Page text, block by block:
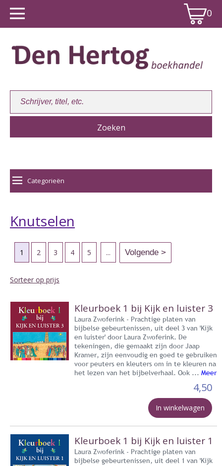
0
Winkelwagen:0
Categorieën
Knutselen
1 2 3 4 5 ...
Sorteer op prijs
Kleurboek 1 bij Kijk en luister 3
Laura Zwoferink - Prachtige platen van
bijbelse gebeurtenissen, uit deel 3 van 'Kijk
en luister' door Laura Zwoferink. De
tekeningen, die gemaakt zijn door Jaap
Kramer, zijn eenvoudig en goed te gebruiken
voor peuters en kleuters om in te kleuren na
het lezen van het bijbelverhaal. Ook ... Meer
4,50
In winkelwagen
Kleurboek 1 bij Kijk en luister 1
Laura Zwoferink - Prachtige platen van
bijbelse gebeurtenissen, uit deel 1 van 'Kijk